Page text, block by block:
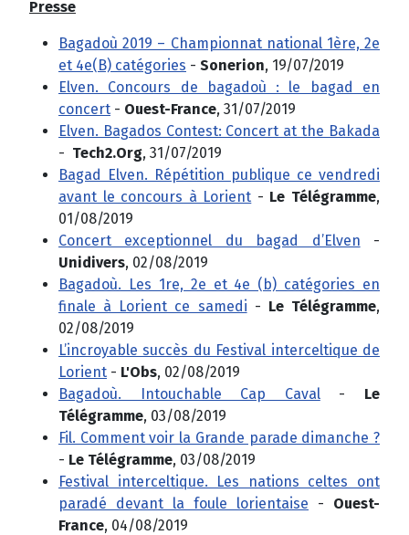
Presse
Bagadoù 2019 – Championnat national 1ère, 2e
et 4e(B) catégories - Sonerion, 19/07/2019
Elven. Concours de bagadoù : le bagad en
concert - Ouest-France, 31/07/2019
Elven. Bagados Contest: Concert at the Bakada
- Tech2.Org, 31/07/2019
Bagad Elven. Répétition publique ce vendredi
avant le concours à Lorient - Le Télégramme,
01/08/2019
Concert exceptionnel du bagad d’Elven -
Unidivers, 02/08/2019
Bagadoù. Les 1re, 2e et 4e (b) catégories en
finale à Lorient ce samedi - Le Télégramme,
02/08/2019
L’incroyable succès du Festival interceltique de
Lorient - L'Obs, 02/08/2019
Bagadoù. Intouchable Cap Caval- Le
Télégramme, 03/08/2019
Fil. Comment voir la Grande parade dimanche ?
- Le Télégramme, 03/08/2019
Festival interceltique. Les nations celtes ont
paradé devant la foule lorientaise - Ouest-
France, 04/08/2019